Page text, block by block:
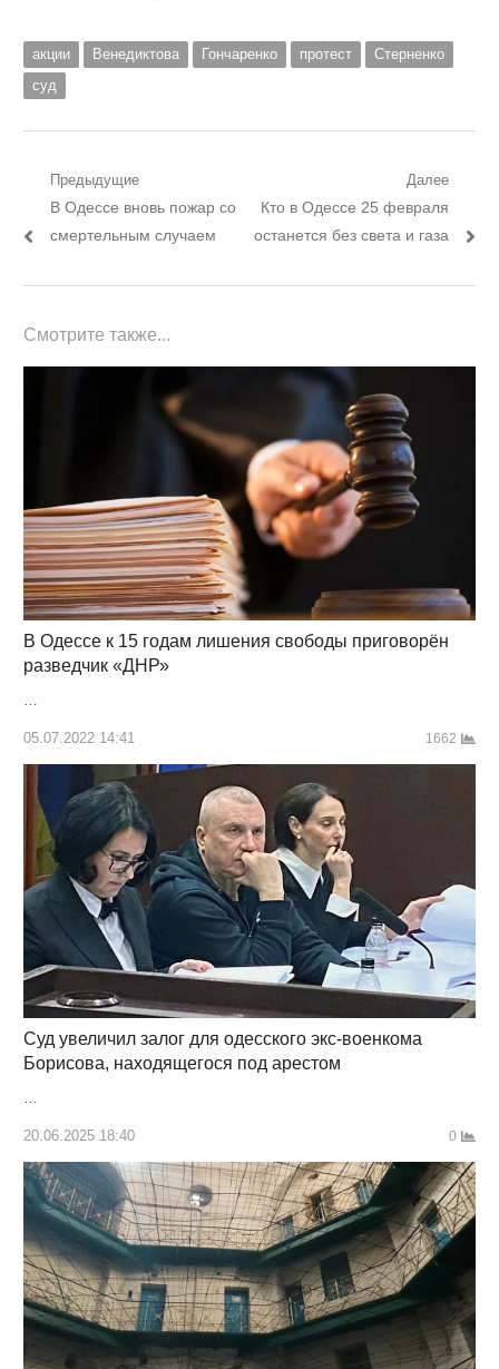
акции Венедиктова Гончаренко протест
Стерненко
суд
Навигация
по
Предыдущие
Предыдущий
пост:
В Одессе вновь пожар со
смертельным случаем
Далее
Следующий
пост:
Кто в Одессе 25 февраля
останется без света и газа
Смотрите также...
В Одессе к 15 годам лишения свободы приговорён
разведчик «ДНР»
05.07.2022 14:41 1662
Суд увеличил залог для одесского экс-военкома
Борисова, находящегося под арестом
20.06.2025 18:40 0